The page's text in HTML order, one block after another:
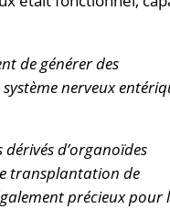
de générer des
nerveux
d’organoïdes
transplantation de
précieux pour